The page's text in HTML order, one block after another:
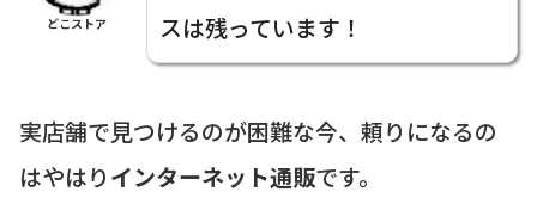
どこストア
スは残っています！
実店舗で見つけるのが困難な今、頼りになるの
はやはりインターネット通販です。